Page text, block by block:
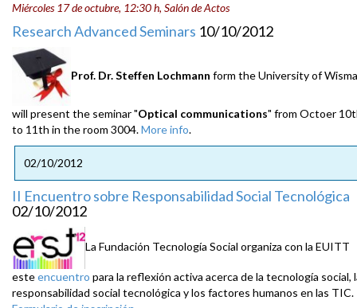
Miércoles 17 de octubre, 12:30 h, Salón de Actos
Research Advanced Seminars 10/10/2012
Prof. Dr.Steffen Lochmann form the University of
will present the seminar "Optical communications" from Octoer
to 11th in the room 3004.More info.
02/10/2012
II Encuentro sobre Responsabilidad Social Tecnológica
02/10/2012
La Fundación Tecnología Social organiza con la EUITT
esteencuentro para la reflexión activa acerca de la tecnología social,
responsabilidad social tecnológica y los factores humanos en las TIC.